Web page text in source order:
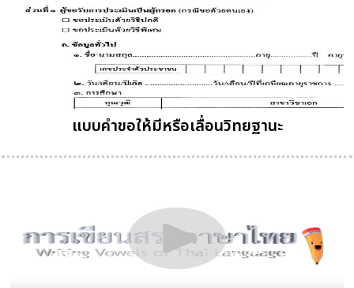
แบบคำขอให้มีหรือเลื่อนวิทยฐานะ